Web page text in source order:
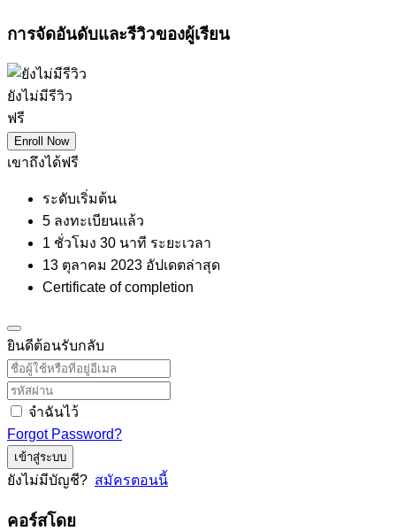
การจัดอันดับและรีวิวของผู้เรียน
ยังไม่มีรีวิว
ฟรี
Enroll Now
เขาถึงได้ฟรี
ระดับเริ่มต้น
5 ลงทะเบียนแล้ว
1 ชั่วโมง 30 นาที ระยะเวลา
13 ตุลาคม 2023 อัปเดตล่าสุด
Certificate of completion
ยินดีต้อนรับกลับ
จำฉันไว้
Forgot Password?
เข้าสู่ระบบ
ยังไม่มีบัญชี? สมัครตอนนี้
คอร์สโดย